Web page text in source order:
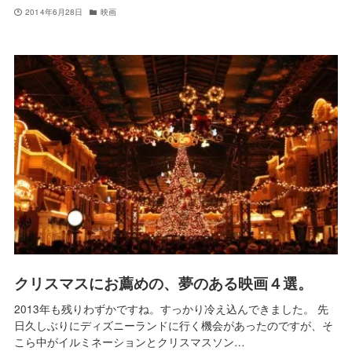
2014年6月28日 映画
クリスマスにお薦めの、夢のある映画４選。
2013年も残りわずかですね。すっかり冷え込んできました。 先
日久しぶりにディズニーランドに行く機会があったのですが、そ
こら中がイルミネーションとクリスマスソン…